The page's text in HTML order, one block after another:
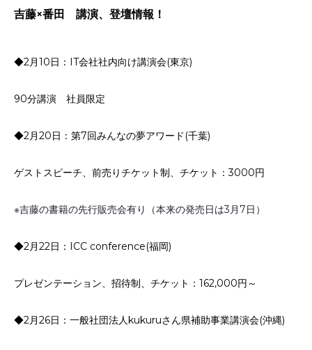
オリィ研究所について
会社概要
アクセス
ヒストリー
吉藤×番田 講演、登壇情報！
◆2月10日：IT会社社内向け講演会(東京)
90分講演 社員限定
◆2月20日：第7回みんなの夢アワード(千葉)
ゲストスピーチ、前売りチケット制、チケット：3000円
※吉藤の書籍の先行販売会有り（本来の発売日は3月7日）
◆2月22日：ICC conference(福岡)
プレゼンテーション、招待制、チケット：162,000円～
◆2月26日：一般社団法人kukuruさん県補助事業講演会(沖縄)